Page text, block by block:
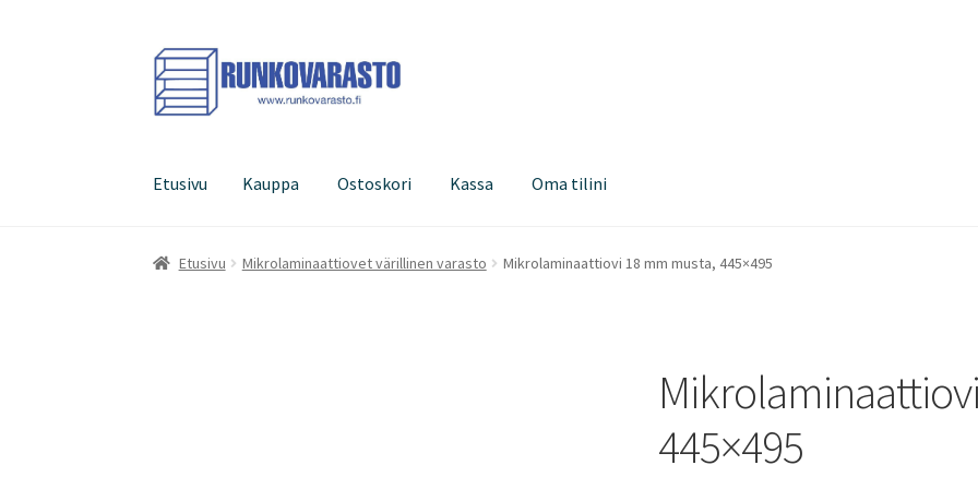
Siirry
navigointiin
Siirry
sisältöön
Etusivu Kauppa Ostoskori Kassa Oma tilini
Etusivu Kauppa Ostoskori Kassa Oma tilini
Etusivu Mikrolaminaattiovet värillinen varasto Mikrolaminaattiovi 18 mm musta, 445×495
445×495